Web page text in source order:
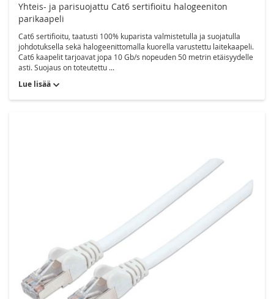
Yhteis- ja parisuojattu Cat6 sertifioitu halogeeniton
parikaapeli
Cat6 sertifioitu, taatusti 100% kuparista valmistetulla ja suojatulla
johdotuksella sekä halogeenittomalla kuorella varustettu laitekaapeli.
Cat6 kaapelit tarjoavat jopa 10 Gb/s nopeuden 50 metrin etäisyydelle
asti. Suojaus on toteutettu ...
Lue lisää